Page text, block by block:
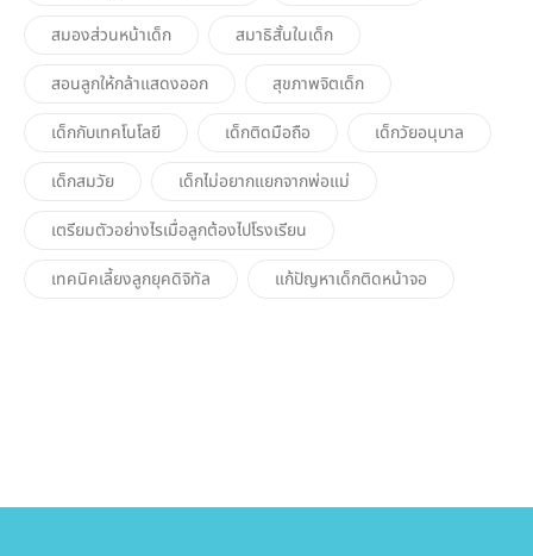
สมองส่วนหน้าเด็ก
สมาธิสั้นในเด็ก
สอนลูกให้กล้าแสดงออก
สุขภาพจิตเด็ก
เด็กกับเทคโนโลยี
เด็กติดมือถือ
เด็กวัยอนุบาล
เด็กสมวัย
เด็กไม่อยากแยกจากพ่อแม่
เตรียมตัวอย่างไรเมื่อลูกต้องไปโรงเรียน
เทคนิคเลี้ยงลูกยุคดิจิทัล
แก้ปัญหาเด็กติดหน้าจอ